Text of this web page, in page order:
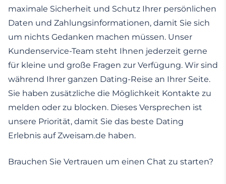
maximale Sicherheit und Schutz Ihrer persönlichen
Daten und Zahlungsinformationen, damit Sie sich
um nichts Gedanken machen müssen. Unser
Kundenservice-Team steht Ihnen jederzeit gerne
für kleine und große Fragen zur Verfügung. Wir sind
während Ihrer ganzen Dating-Reise an Ihrer Seite.
Sie haben zusätzliche die Möglichkeit Kontakte zu
melden oder zu blocken. Dieses Versprechen ist
unsere Priorität, damit Sie das beste Dating
Erlebnis auf Zweisam.de haben.
Brauchen Sie Vertrauen um einen Chat zu starten?